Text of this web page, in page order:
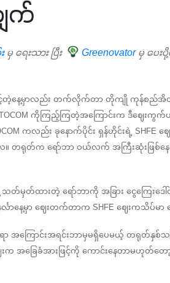
က်
မှ ရေးသား ပြီး Greenovator မှ ပေး
င့်တဲ့နေ့မှာလည်း တက်လိုက်တာ တိုကျို ကုန်စည်အိတ်ခ
ကိုကြည့်ကြတဲ့အကြောင်းက ဒီဈေးကွက်
ကလည်း ခုနောက်ပိုင်း ရှန်ဟိုင်းရဲ့ SHFE
တရုတ်က ရော်ဘာ ဝယ်လက် အကြီးဆုံးဖြစ်နေ
တ်မှတ်ထားတဲ့ ရော်ဘာကို အခြား ငွေကြေးဒေ
ာနေ့မှာ ဈေးတက်တာက SHFE ဈေးကသိပ်မာ
အကြောင်းအရင်းဘာမှမရှိပေမယ့် တရုတ်နှ
အခြေခံအားဖြင့်ကို ကောင်းနေတာမဟုတ်